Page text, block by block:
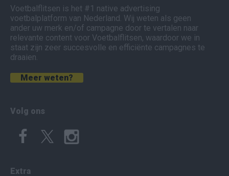
Voetbalflitsen is het #1 native advertising
voetbalplatform van Nederland. Wij weten als geen
ander uw merk en/of campagne door te vertalen naar
relevante content voor Voetbalflitsen, waardoor we in
staat zijn zeer succesvolle en efficiënte campagnes te
draaien.
Meer weten?
Volg ons
Extra